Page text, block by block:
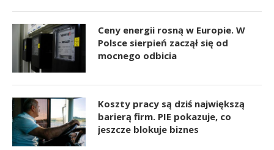
Ceny energii rosną w Europie. W
Polsce sierpień zaczął się od
mocnego odbicia
Koszty pracy są dziś największą
barierą firm. PIE pokazuje, co
jeszcze blokuje biznes